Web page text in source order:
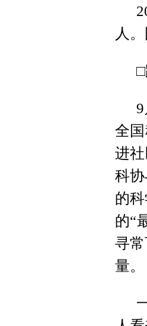
人
全
进
科
的
的“
寻
量。